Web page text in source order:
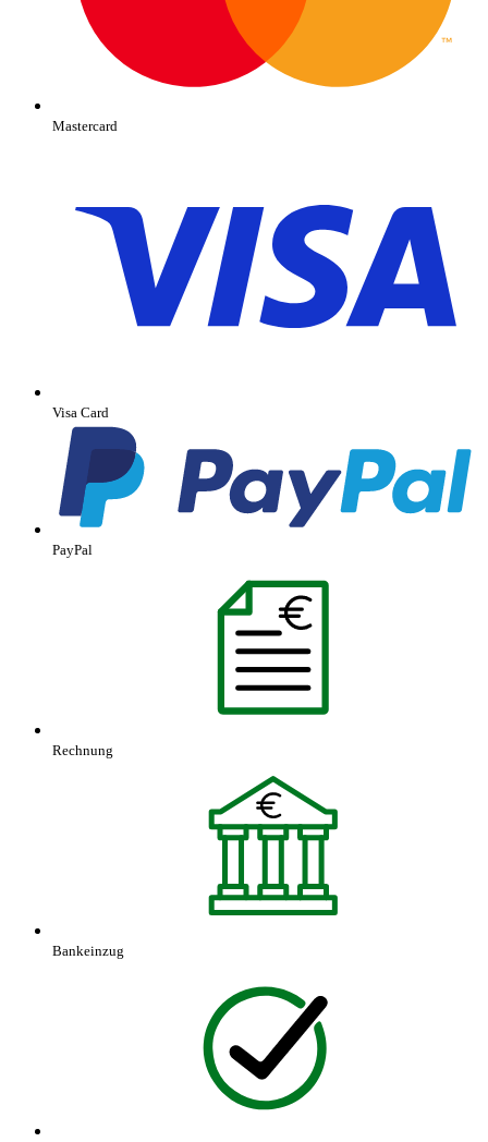
Mastercard
Visa Card
PayPal
Rechnung
Bankeinzug